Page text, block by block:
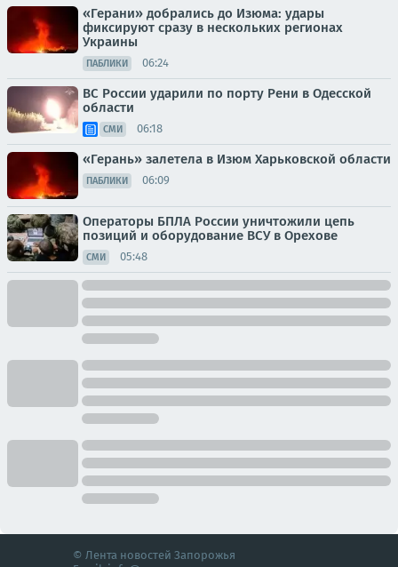
«Герани» добрались до Изюма: удары
фиксируют сразу в нескольких регионах
Украины
ПАБЛИКИ 06:24
ВС России ударили по порту Рени в Одесской
области
СМИ 06:18
«Герань» залетела в Изюм Харьковской области
ПАБЛИКИ 06:09
Операторы БПЛА России уничтожили цепь
позиций и оборудование ВСУ в Орехове
СМИ 05:48
© Лента новостей Запорожья